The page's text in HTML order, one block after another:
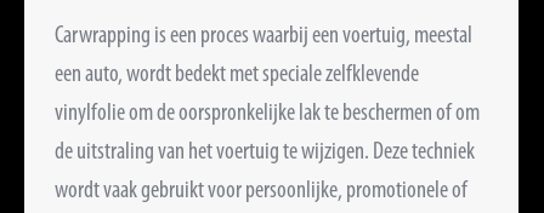
Carwrapping is een proces waarbij een voertuig, meestal
een auto, wordt bedekt met speciale zelfklevende
vinylfolie om de oorspronkelijke lak te beschermen of om
de uitstraling van het voertuig te wijzigen. Deze techniek
wordt vaak gebruikt voor persoonlijke, promotionele of